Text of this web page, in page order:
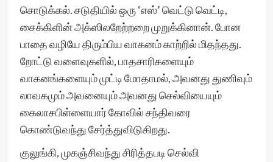
சொடுக்கல். சடுதியில் ஒரு ‘எஸ்’ வெட்டு வெட்டி,
சைக்கிளின் அக்ஸிலறேற்றறை முறுக்கினான். போன
பாதை வழியே திரும்பிய வாகனம் காற்றில் மிதந்தது.
றோட்டு வளைவுகளில், பாதசாரிகளையும்
வாகனங்களையும் முட்டி மோதாமல், அவனது துணிவும்
லாவகமும் அவனையும் அவனது செல்வியையும்
கைலாசபிள்ளையார் கோவில் சந்திவரை
கொண்டுவந்து சேர்த்துவிடுகிறது.
குலுங்கி, முகஞ்சிவந்து சிரித்தபடி செல்வி